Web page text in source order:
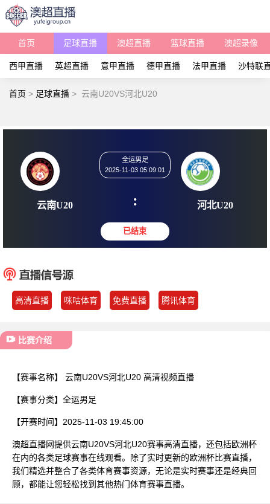
首页 足球直播 澳超直播 篮球直播 澳超录像
西甲直播 英超直播 意甲直播 德甲直播 法甲直播 沙特联
首页 > 足球直播 > 云南U20VS河北U20
云南U20
2025-11-03 05:09:01
: 河北
高清直播 咪咕体育 免费直播 腾讯体育
比赛介绍
【赛事名称】 云南U20VS河北U20 高清视频直播
【赛事分类】 全运男足
【开赛时间】 2025-11-03 19:45:00
澳超直播网提供云南U20VS河北U20赛事高清直播，还包括欧洲杯
在内的各类足球赛事在线观看。除了实时更新的欧洲杯比赛直播，
我们精选并整合了各类体育赛事资源，无论是实时赛事还是经典回
顾，都能让您轻松找到其他热门体育赛事直播。